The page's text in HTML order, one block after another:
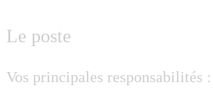
Le poste
Vos principales responsabilités :